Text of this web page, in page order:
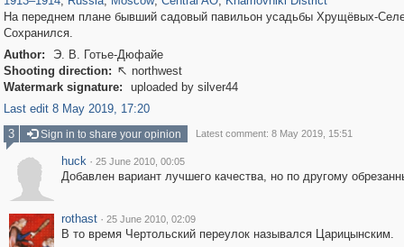
На переднем плане бывший садовый павильон усадьбы Хрущёвых-
Сохранился.
Author:
Э. В. Готье-Дюфайе
Shooting direction:  northwest
Watermark signature:
uploaded by silver44
Last edit 8 May 2019, 17:20
3
Sign in to share your opinion Latest comment: 8 May 2019, 15:51
huck · 25 June 2010, 00:05
Добавлен вариант лучшего качества, но по другому
rothast · 25 June 2010, 02:09
В то время Чертольский переулок назывался Царицынским.